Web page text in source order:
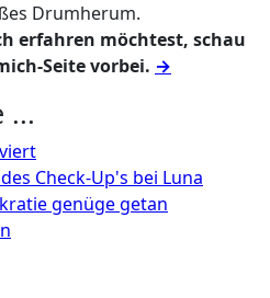
Drumherum.
erfahren möchtest, schau
Seite vorbei. →
...
Check-Up's bei Luna
genüge getan